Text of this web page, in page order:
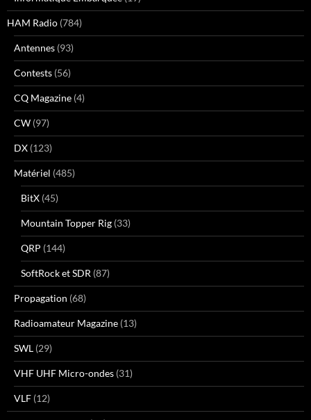
HAM Radio (784)
Antennes (93)
Contests (56)
CQ Magazine (4)
CW (97)
DX (123)
Matériel (485)
BitX (45)
Mountain Topper Rig (33)
QRP (144)
SoftRock et SDR (87)
Propagation (68)
Radioamateur Magazine (13)
SWL (29)
VHF UHF Micro-ondes (31)
VLF (12)